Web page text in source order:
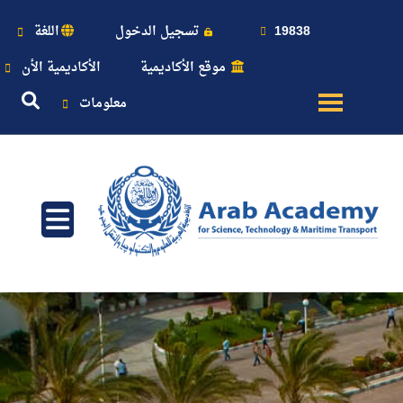
19838 تسجيل الدخول
اللغة
موقع الأكاديمية
الأكاديمية الأن
معلومات
عن
الأكاديمية
البحري
القبول